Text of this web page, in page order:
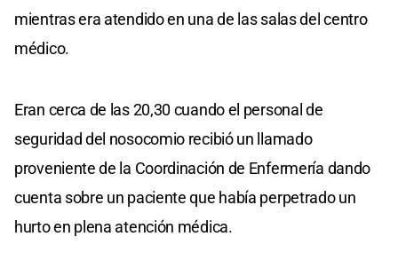
mientras era atendido en una de las salas del centro
médico.
Eran cerca de las 20,30 cuando el personal de
seguridad del nosocomio recibió un llamado
proveniente de la Coordinación de Enfermería dando
cuenta sobre un paciente que había perpetrado un
hurto en plena atención médica.